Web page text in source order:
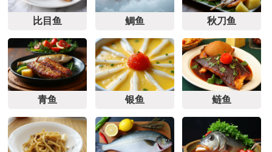
比目鱼 鲷鱼 秋刀鱼
青鱼 银鱼 鲢鱼